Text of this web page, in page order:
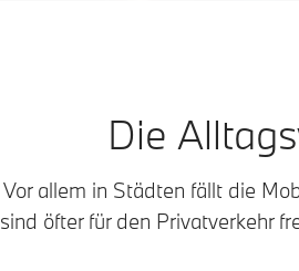
Die
Vor allem in Städten fällt die
sind öfter für den Privatverkehr